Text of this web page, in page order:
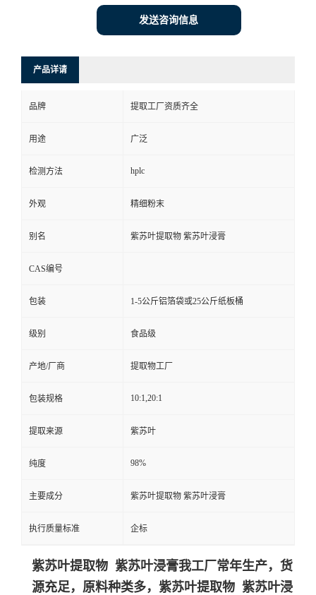
发送咨询信息
产品详请
品牌 提取工厂资质齐全
用途 广泛
检测方法 hplc
外观 精细粉末
别名 紫苏叶提取物 紫苏叶浸膏
CAS编号
包装 1-5公斤铝箔袋或25公斤纸板桶
级别 食品级
产地/厂商 提取物工厂
包装规格 10:1,20:1
提取来源 紫苏叶
纯度 98%
主要成分 紫苏叶提取物 紫苏叶浸膏
执行质量标准 企标
紫苏叶提取物 紫苏叶浸膏我工厂常年生产，货
源充足，原料种类多，紫苏叶提取物 紫苏叶浸